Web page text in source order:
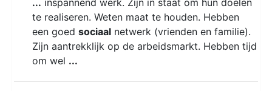
te realiseren. Weten maat te houden. Hebben
een goed sociaal netwerk (vrienden en familie).
Zijn aantrekklijk op de arbeidsmarkt. Hebben tijd
om wel ...